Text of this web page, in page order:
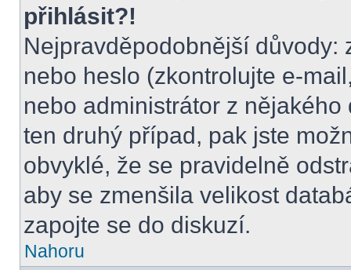
přihlásit?!
Nejpravděpodobnější důvody:
nebo heslo (zkontrolujte e-
nebo administrátor z
ten druhý případ, pak jste
obvyklé, že se pravidelně
aby se zmenšila velikost
zapojte se do diskuzí.
Nahoru